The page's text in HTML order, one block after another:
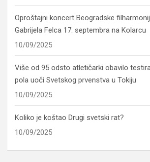
Oproštajni koncert Beogradske
Gabrijela Felca 17. septembra na Kolarcu
10/09/2025
Više od 95 odsto atletičarki obavilo
pola uoči Svetskog prvenstva u Tokiju
10/09/2025
Koliko je koštao Drugi svetski rat?
10/09/2025